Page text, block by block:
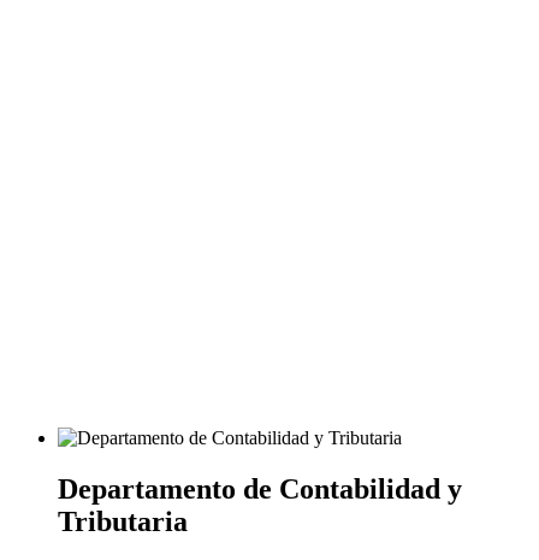
Departamento de Contabilidad y
Tributaria